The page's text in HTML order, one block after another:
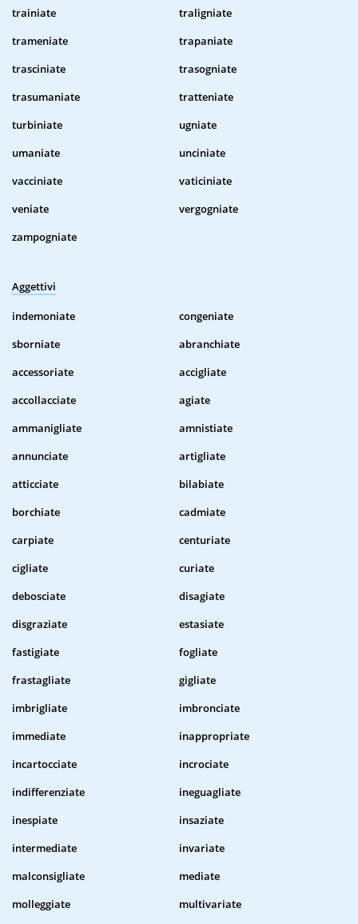
trainiate
traligniate
trameniate
trapaniate
trasciniate
trasogniate
trasumaniate
tratteniate
turbiniate
ugniate
umaniate
unciniate
vacciniate
vaticiniate
veniate
vergogniate
zampogniate
Aggettivi
indemoniate
congeniate
sborniate
abranchiate
accessoriate
accigliate
accollacciate
agiate
ammanigliate
amnistiate
annunciate
artigliate
atticciate
bilabiate
borchiate
cadmiate
carpiate
centuriate
cigliate
curiate
debosciate
disagiate
disgraziate
estasiate
fastigiate
fogliate
frastagliate
gigliate
imbrigliate
imbronciate
immediate
inappropriate
incartocciate
incrociate
indifferenziate
ineguagliate
inespiate
insaziate
intermediate
invariate
malconsigliate
mediate
molleggiate
multivariate